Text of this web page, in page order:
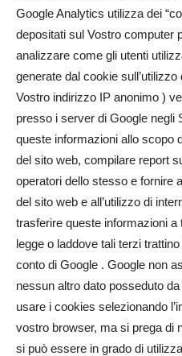
Google Analytics utilizza dei
depositati sul Vostro computer
analizzare come gli utenti
generate dal cookie
Vostro indirizzo IP anonimo )
presso i server di Google negli
queste informazioni allo scopo
del sito web, compilare report
operatori dello stesso e fornire
del sito web e all’utilizzo di
trasferire queste informazioni
legge o laddove tali terzi
conto di Google . Google non
nessun altro dato posseduto
usare i cookies selezionando
vostro browser, ma si prega di
si può essere in grado di